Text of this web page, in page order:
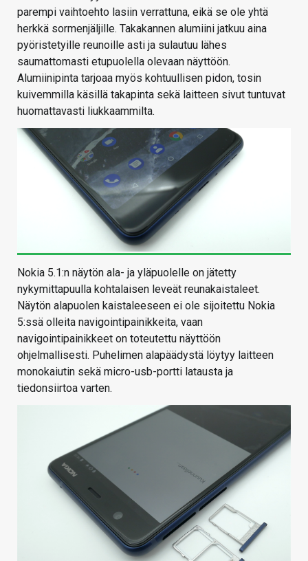
parempi vaihtoehto lasiin verrattuna, eikä se ole yhtä
herkkä sormenjäljille. Takakannen alumiini jatkuu aina
pyöristetyille reunoille asti ja sulautuu lähes
saumattomasti etupuolella olevaan näyttöön.
Alumiinipinta tarjoaa myös kohtuullisen pidon, tosin
kuivemmilla käsillä takapinta sekä laitteen sivut tuntuvat
huomattavasti liukkaammilta.
Nokia 5.1:n näytön ala- ja yläpuolelle on jätetty
nykymittapuulla kohtalaisen leveät reunakaistaleet.
Näytön alapuolen kaistaleeseen ei ole sijoitettu Nokia
5:ssä olleita navigointipainikkeita, vaan
navigointipainikkeet on toteutettu näyttöön
ohjelmallisesti. Puhelimen alapäädystä löytyy laitteen
monokaiutin sekä micro-usb-portti latausta ja
tiedonsiirtoa varten.